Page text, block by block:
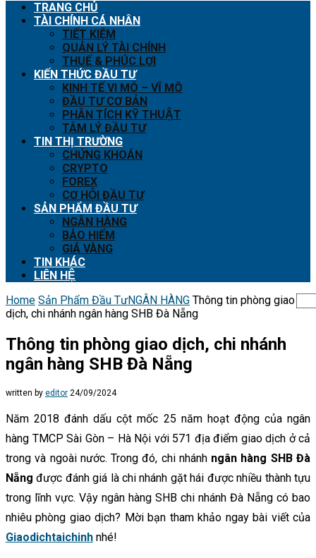
TRANG CHỦ
TÀI CHÍNH CÁ NHÂN
TIẾT KIỆM
QUẢN LÝ TÀI CHÍNH
THUẾ & PHÚC LỢI
KIẾN THỨC ĐẦU TƯ
KINH TẾ VI MÔ – VĨ MÔ
ĐẦU TƯ CƠ BẢN
PHÂN TÍCH KỸ THUẬT
TÂM LÝ ĐẦU TƯ
TIN THỊ TRƯỜNG
CHỨNG KHOÁN
CRYPTO
FOREX
CƠ HỘI ĐẦU TƯ
SẢN PHẨM ĐẦU TƯ
NGÂN HÀNG
BẢO HIỂM
GIÁ VÀNG
TIN KHÁC
LIÊN HỆ
Home Sản Phẩm Đầu TưNGÂN HÀNG Thông tin phòng giao
dịch, chi nhánh ngân hàng SHB Đà Nẵng
Thông tin phòng giao dịch, chi nhánh
ngân hàng SHB Đà Nẵng
written by editor 24/09/2024
Năm 2018 đánh dấu cột mốc 25 năm hoạt động của ngân
hàng TMCP Sài Gòn – Hà Nội với 571 địa điểm giao dịch ở cả
trong và ngoài nước. Trong đó, chi nhánh ngân hàng SHB Đà
Nẵng được đánh giá là chi nhánh gặt hái được nhiều thành tựu
trong lĩnh vực. Vậy ngân hàng SHB chi nhánh Đà Nẵng có bao
nhiêu phòng giao dịch? Mời bạn tham khảo ngay bài viết của
Giaodichtaichinh nhé!